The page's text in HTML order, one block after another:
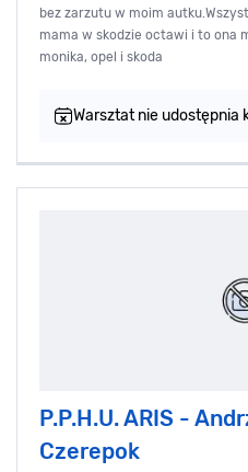
bez zarzutu w moim
mama w skodzie octawi i to ona
monika, opel i skoda
Warsztat nie udostępnia
P.P.H.U. ARIS -
Czerepok